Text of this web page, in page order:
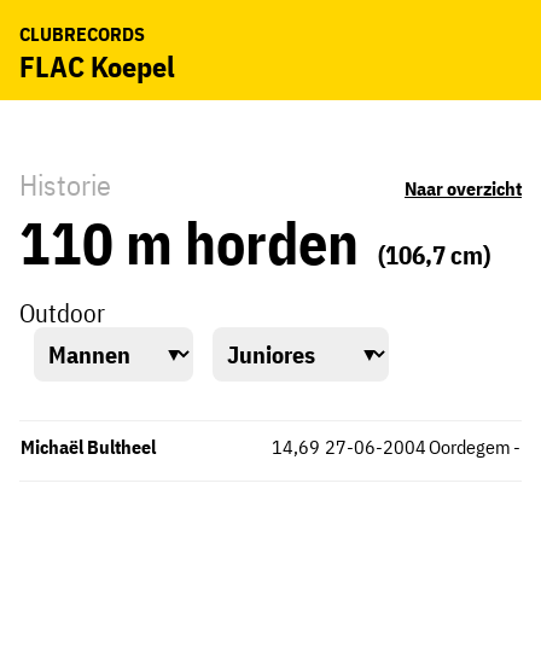
CLUBRECORDS
FLAC Koepel
Historie Naar overzicht
110 m horden
(106,7 cm)
Outdoor
Michaël Bultheel Oordegem
14,69 -
27-06-2004